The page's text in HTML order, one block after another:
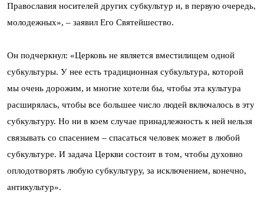
Православия носителей других субкультур и, в первую очередь,
молодежных», – заявил Его Святейшество.
Он подчеркнул: «Церковь не является вместилищем одной
субкультуры. У нее есть традиционная субкультура, которой
мы очень дорожим, и многие хотели бы, чтобы эта культура
расширялась, чтобы все большее число людей включалось в эту
субкультуру. Но ни в коем случае принадлежность к ней нельзя
связывать со спасением – спасаться человек может в любой
субкультуре. И задача Церкви состоит в том, чтобы духовно
оплодотворять любую субкультуру, за исключением, конечно,
антикультур».